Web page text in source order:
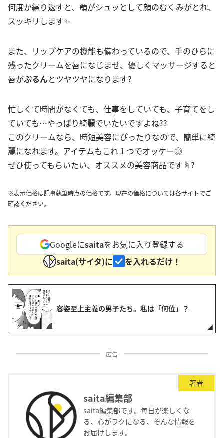
何度か繰り返すと、顎がシュッとして顔のむくみがとれ、
スッキリします✨
また、リップケアの機能も備わっているので、手のひらに
残ったクリームを唇になじませ、優しくマッサージすると
唇がぷるんとツヤツヤになります?
忙しくて時間がなくても、仕事をしていても、子育てをし
ていても…やっぱり綺麗でいたいですよね??
このクリームなら、時短美容にぴったりなので、簡単に綺
麗になれます。アイテムもこれ１つでオッケー◎
ぜひ使ってもらいたい、オススメの美容商品です☝?
※表示価格は記事執筆時点の価格です。現在の価格については各サイトでご
確認ください。
Googleにsaitaをお気に入り登録する
saita(サイタ)に
を入れるだけ！
容姿至上主義の男子たち。私は「何位」？
広告
著者
saita編集部
saita編集部です。毎日が楽しくな
る、心がラクになる、そんな情報を
お届けします。